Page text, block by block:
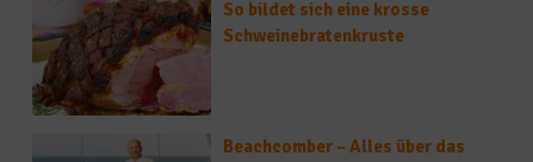
So bildet sich eine krosse
Schweinebratenkruste
Beachcomber – Alles über das